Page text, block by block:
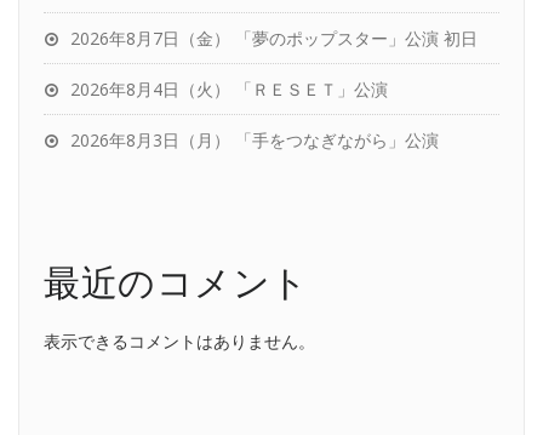
2026年8月7日（金） 「夢のポップスター」公演 初日
2026年8月4日（火） 「ＲＥＳＥＴ」公演
2026年8月3日（月） 「手をつなぎながら」公演
最近のコメント
表示できるコメントはありません。